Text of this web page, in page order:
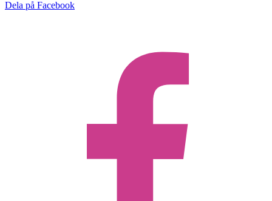
Dela på Facebook